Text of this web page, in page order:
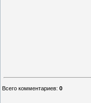
Всего комментариев: 0